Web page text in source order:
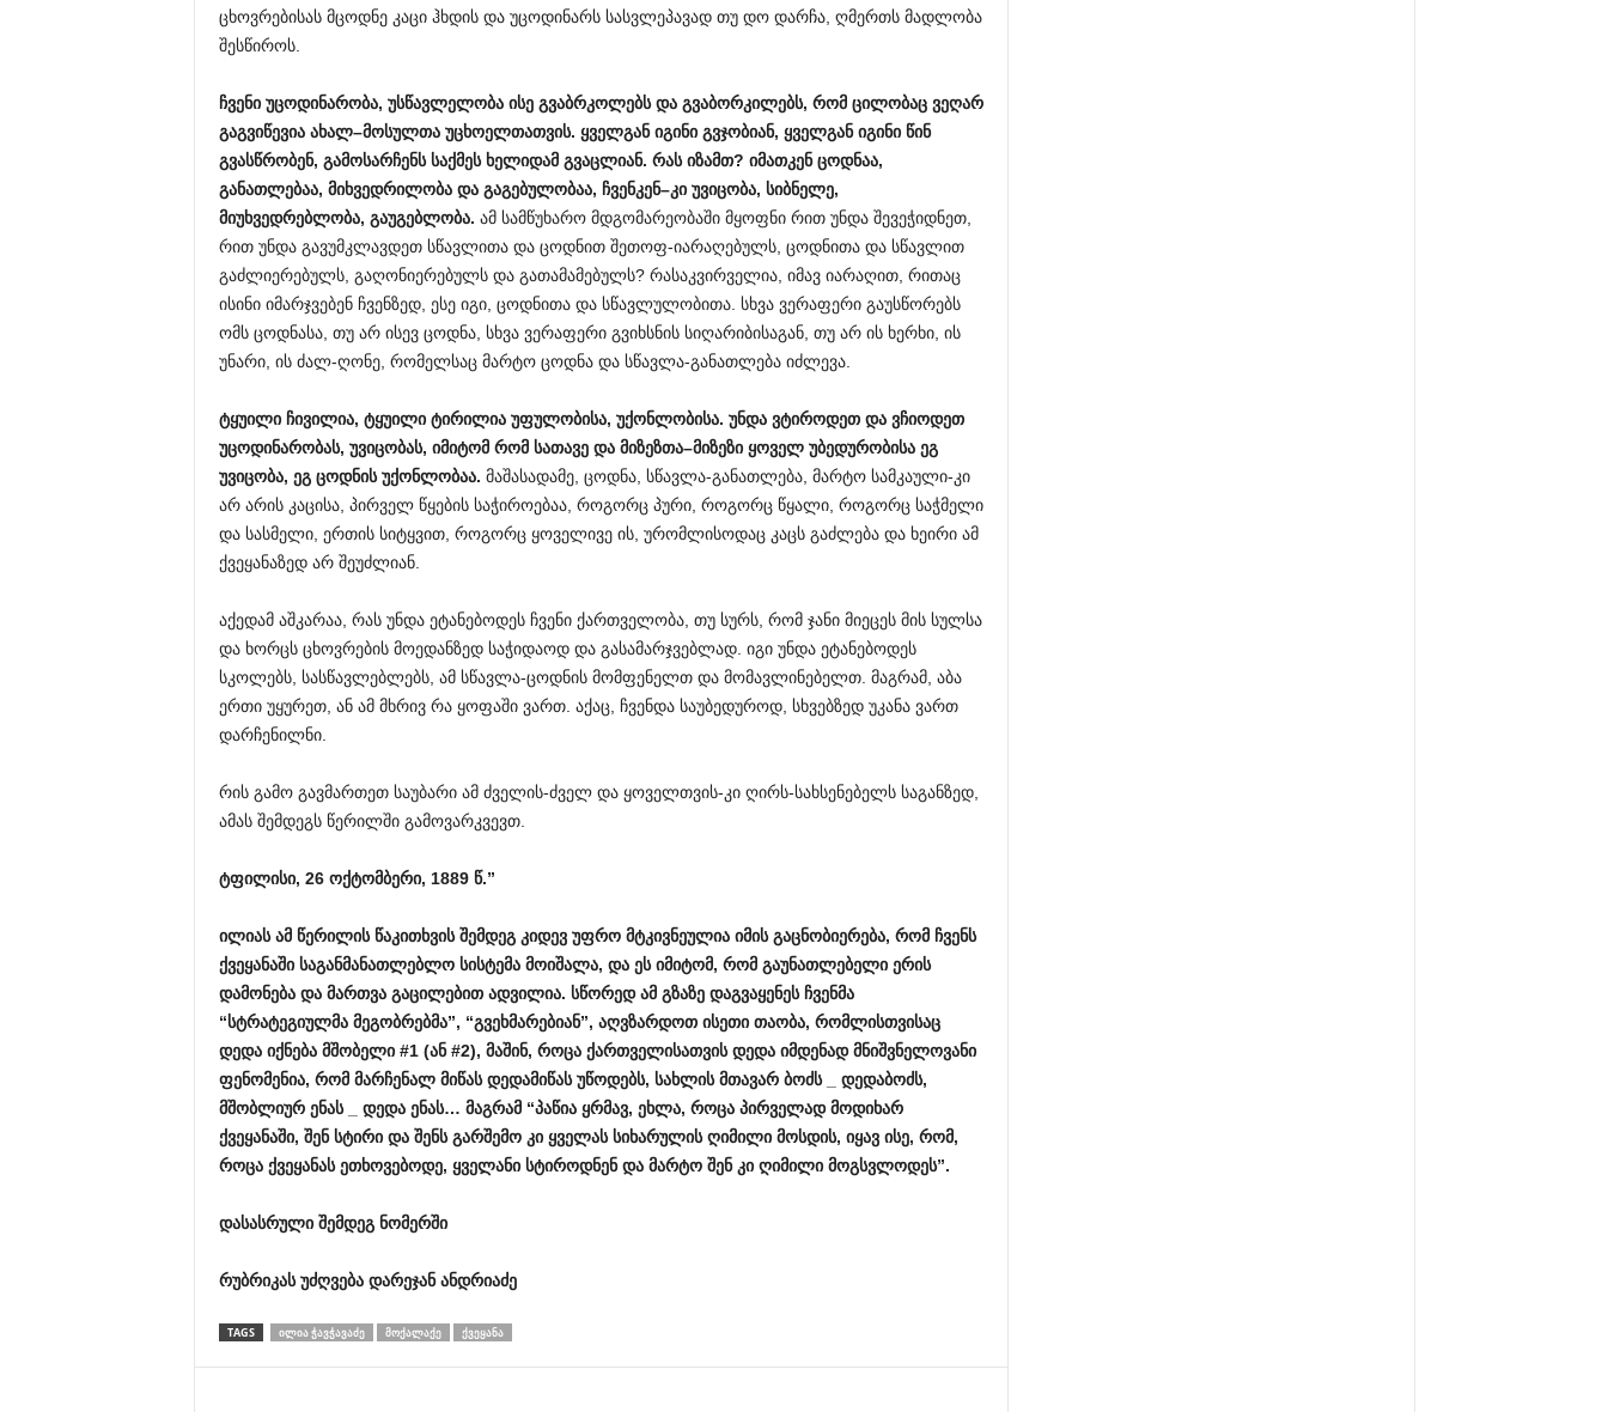
ცხოვრებისას მცოდნე კაცი ჰხდის და უცოდინარს სასვლეპავად თუ დო დარჩა, ღმერთს მადლობა
შესწიროს.
ჩვენი უცოდინარობა, უსწავლელობა ისე გვაბრკოლებს და გვაბორკილებს, რომ ცილობაც ვეღარ
გაგვიწევია ახალ–მოსულთა უცხოელთათვის. ყველგან იგინი გვჯობიან, ყველგან იგინი წინ
გვასწრობენ, გამოსარჩენს საქმეს ხელიდამ გვაცლიან. რას იზამთ? იმათკენ ცოდნაა,
განათლებაა, მიხვედრილობა და გაგებულობაა, ჩვენკენ–კი უვიცობა, სიბნელე,
მიუხვედრებლობა, გაუგებლობა. ამ სამწუხარო მდგომარეობაში მყოფნი რით უნდა შევეჭიდნეთ,
რით უნდა გავუმკლავდეთ სწავლითა და ცოდნით შეთოფ-იარაღებულს, ცოდნითა და სწავლით
გაძლიერებულს, გაღონიერებულს და გათამამებულს? რასაკვირველია, იმავ იარაღით, რითაც
ისინი იმარჯვებენ ჩვენზედ, ესე იგი, ცოდნითა და სწავლულობითა. სხვა ვერაფერი გაუსწორებს
ომს ცოდნასა, თუ არ ისევ ცოდნა, სხვა ვერაფერი გვიხსნის სიღარიბისაგან, თუ არ ის ხერხი, ის
უნარი, ის ძალ-ღონე, რომელსაც მარტო ცოდნა და სწავლა-განათლება იძლევა.
ტყუილი ჩივილია, ტყუილი ტირილია უფულობისა, უქონლობისა. უნდა ვტიროდეთ და ვჩიოდეთ
უცოდინარობას, უვიცობას, იმიტომ რომ სათავე და მიზეზთა–მიზეზი ყოველ უბედურობისა ეგ
უვიცობა, ეგ ცოდნის უქონლობაა. მაშასადამე, ცოდნა, სწავლა-განათლება, მარტო სამკაული-კი
არ არის კაცისა, პირველ წყების საჭიროებაა, როგორც პური, როგორც წყალი, როგორც საჭმელი
და სასმელი, ერთის სიტყვით, როგორც ყოველივე ის, ურომლისოდაც კაცს გაძლება და ხეირი ამ
ქვეყანაზედ არ შეუძლიან.
აქედამ აშკარაა, რას უნდა ეტანებოდეს ჩვენი ქართველობა, თუ სურს, რომ ჯანი მიეცეს მის სულსა
და ხორცს ცხოვრების მოედანზედ საჭიდაოდ და გასამარჯვებლად. იგი უნდა ეტანებოდეს
სკოლებს, სასწავლებლებს, ამ სწავლა-ცოდნის მომფენელთ და მომავლინებელთ. მაგრამ, აბა
ერთი უყურეთ, ან ამ მხრივ რა ყოფაში ვართ. აქაც, ჩვენდა საუბედუროდ, სხვებზედ უკანა ვართ
დარჩენილნი.
რის გამო გავმართეთ საუბარი ამ ძველის-ძველ და ყოველთვის-კი ღირს-სახსენებელს საგანზედ,
ამას შემდეგს წერილში გამოვარკვევთ.
ტფილისი, 26 ოქტომბერი, 1889 წ.”
ილიას ამ წერილის წაკითხვის შემდეგ კიდევ უფრო მტკივნეულია იმის გაცნობიერება, რომ ჩვენს
ქვეყანაში საგანმანათლებლო სისტემა მოიშალა, და ეს იმიტომ, რომ გაუნათლებელი ერის
დამონება და მართვა გაცილებით ადვილია. სწორედ ამ გზაზე დაგვაყენეს ჩვენმა
“სტრატეგიულმა მეგობრებმა”, “გვეხმარებიან”, აღვზარდოთ ისეთი თაობა, რომლისთვისაც
დედა იქნება მშობელი#1 (ან#2), მაშინ, როცა ქართველისათვის დედა იმდენად მნიშვნელოვანი
ფენომენია, რომ მარჩენალ მიწას დედამიწას უწოდებს, სახლის მთავარ ბოძს_ დედაბოძს,
მშობლიურ ენას_ დედა ენას… მაგრამ“პაწია ყრმავ, ეხლა, როცა პირველად მოდიხარ
ქვეყანაში, შენ სტირი და შენს გარშემო კი ყველას სიხარულის ღიმილი მოსდის, იყავ ისე, რომ,
როცა ქვეყანას ეთხოვებოდე, ყველანი სტიროდნენ და მარტო შენ კი ღიმილი მოგსვლოდეს”.
დასასრული შემდეგ ნომერში
რუბრიკას უძღვება დარეჯან ანდრიაძე
TAGS ᲘᲚᲘᲐ ᲭᲐᲕᲭᲐᲕᲐᲫᲔ ᲛᲝᲥᲐᲚᲐᲥᲔ ᲥᲕᲔᲧᲐᲜᲐ